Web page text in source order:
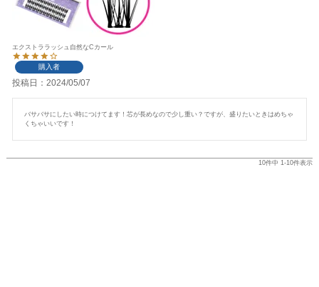
エクストララッシュ自然なCカール
購入者
投稿日 2024/05/07
バサバサにしたい時につけてます！芯が長めなので少し重い？ですが、盛りたいときはめちゃ
くちゃいいです！
10件中 1-10件表示